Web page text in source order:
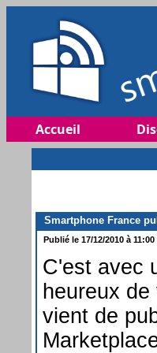
Accueil
Smartphone France
Publié le 17/12/2010 à
C'est avec
heureux
vient de